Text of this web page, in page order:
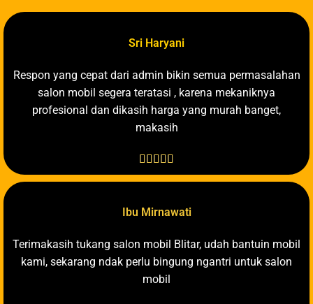
Sri Haryani
Respon yang cepat dari admin bikin semua permasalahan
salon mobil segera teratasi , karena mekaniknya
profesional dan dikasih harga yang murah banget,
makasih
    
Ibu Mirnawati
Terimakasih tukang salon mobil Blitar, udah bantuin mobil
kami, sekarang ndak perlu bingung ngantri untuk salon
mobil